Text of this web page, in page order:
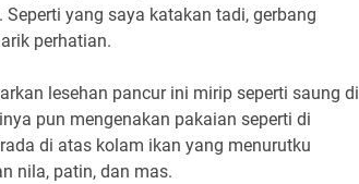
yang saya katakan tadi, gerbang
perhatian.
lesehan pancur ini mirip seperti saung di
pun mengenakan pakaian seperti di
di atas kolam ikan yang menurutku
nila, patin, dan mas.